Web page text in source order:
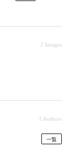
2 Images
1 Authors
一覧